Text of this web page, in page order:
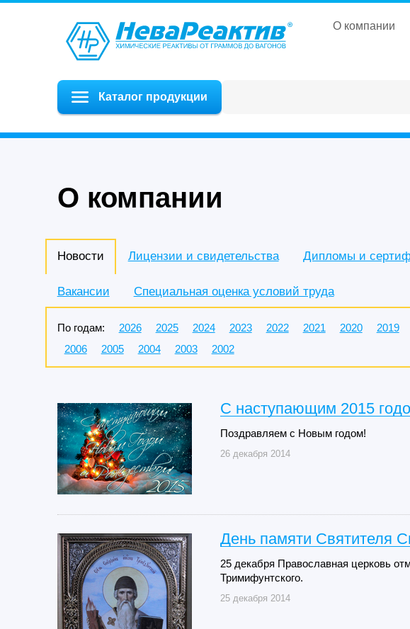
о компании
Каталог продукции
О компании
Новости Лицензии и свидетельства Дипломы и
Вакансии Специальная оценка условий труда
По годам: 2026 2025 2024 2023 2022 2021 2020 2019
2006
2005 2004 2003 2002
С наступающим 2015
Поздравляем с Новым годом!
26 декабря 2014
День памяти Святителя
25 декабря Православная церковь
Тримифунтского.
25 декабря 2014